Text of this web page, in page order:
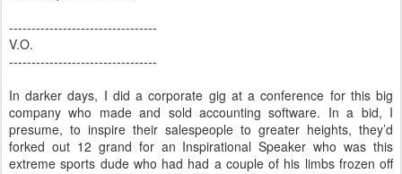
---------------------------------
V.O.
---------------------------------
In darker days, I did a corporate gig at a conference for this big
company who made and sold accounting software. In a bid, I
presume, to inspire their salespeople to greater heights, they’d
forked out 12 grand for an Inspirational Speaker who was this
extreme sports dude who had had a couple of his limbs frozen off